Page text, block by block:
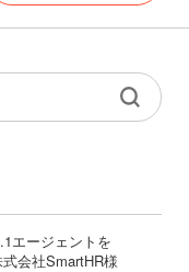
エージェントを
会社SmartHR様